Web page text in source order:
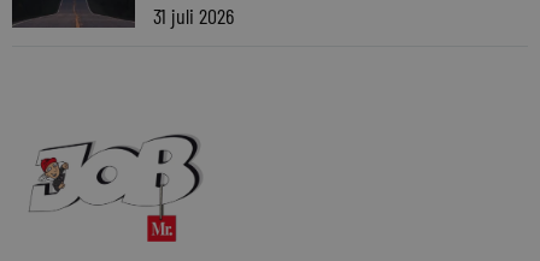
31 juli 2026